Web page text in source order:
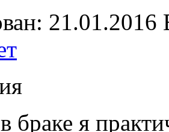
браке я